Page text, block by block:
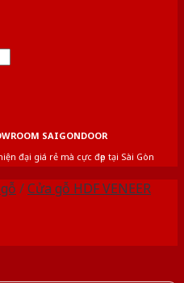
SAIGONDOOR
đại giá rẻ mà cực đẹp tại Sài Gòn
/Cửa gỗ HDF VENEER